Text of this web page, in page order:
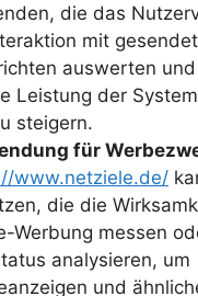
die das
mit
auswerten
Leistung der
steigern.
für
www.netziele.de/
die die
Werbung messen
analysieren, um
und